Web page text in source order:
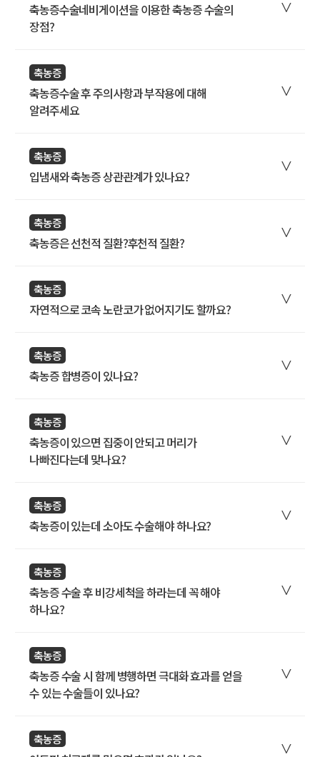
축농증수술네비게이션을 이용한 축농증 수술의
장점?
축농증
축농증수술 후 주의사항과 부작용에 대해
알려주세요
축농증
입냄새와 축농증 상관관계가 있나요?
축농증
축농증은 선천적 질환?후천적 질환?
축농증
자연적으로 코속 노란코가 없어지기도 할까요?
축농증
축농증 합병증이 있나요?
축농증
축농증이 있으면 집중이 안되고 머리가
나빠진다는데 맞나요?
축농증
축농증이 있는데 소아도 수술해야 하나요?
축농증
축농증 수술 후 비강세척을 하라는데 꼭 해야
하나요?
축농증
축농증 수술 시 함께 병행하면 극대화 효과를 얻을
수 있는 수술들이 있나요?
축농증